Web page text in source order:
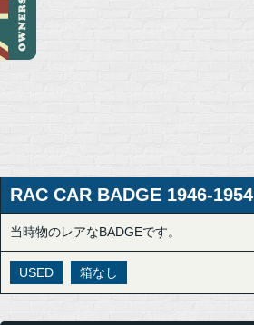
RAC CAR BADGE 1946-1954
当時物のレアなBADGEです。
USED 箱なし